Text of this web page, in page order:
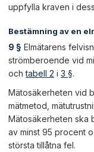
uppfylla kraven i
Bestämning av en
9 § Elmätarens
strömberoende vid
ochtabell 2 i 3 §.
Mätosäkerheten vid
mätmetod,
Mätosäkerheten ska
av minst 95 procent
största tillåtna fel.